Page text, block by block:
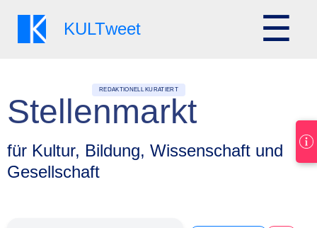
KULTweet ☰
REDAKTIONELL KURATIERT
Stellenmarkt
für Kultur, Bildung, Wissenschaft und
Gesellschaft